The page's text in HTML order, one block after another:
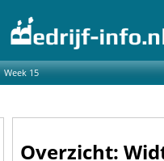
Week 15
Overzicht: